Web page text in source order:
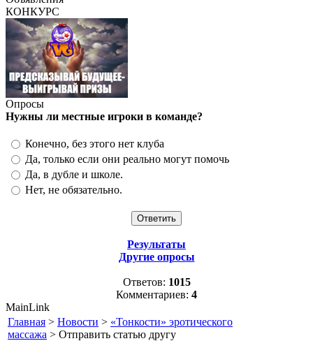
КОНКУРС
Опросы
Нужны ли местные игроки в команде?
Конечно, без этого нет клуба
Да, только если они реально могут помочь
Да, в дубле и школе.
Нет, не обязательно.
Результаты
Другие опросы
Ответов: 1015
Комментариев: 4
MainLink
Главная > Новости > «Тонкости» эротического
массажа > Отправить статью другу